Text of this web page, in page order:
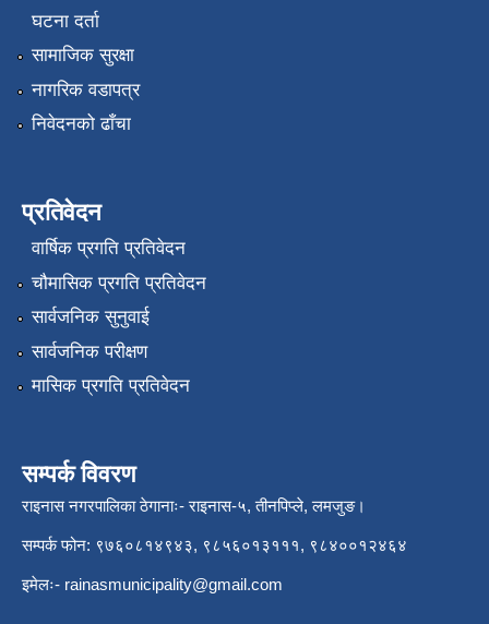
घटना दर्ता
सामाजिक सुरक्षा
नागरिक वडापत्र
निवेदनको ढाँचा
प्रतिवेदन
वार्षिक प्रगति प्रतिवेदन
चौमासिक प्रगति प्रतिवेदन
सार्वजनिक सुनुवाई
सार्वजनिक परीक्षण
मासिक प्रगति प्रतिवेदन
सम्पर्क विवरण
राइनास नगरपालिका ठेगानाः- राइनास-५, तीनपिप्ले, लमजुङ।
सम्पर्क फोन: ९७६०८१४९४३, ९८५६०१३१११, ९८४००१२४६४
इमेलः- rainasmunicipality@gmail.com